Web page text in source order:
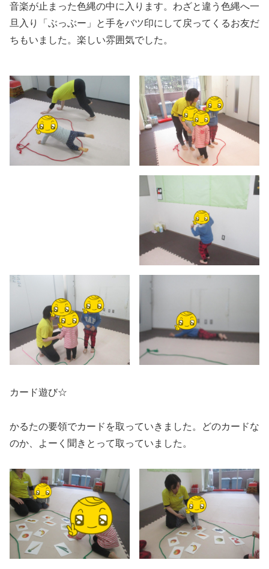
音楽が止まった色縄の中に入ります。わざと違う色縄へ一
旦入り「ぶっぶー」と手をバツ印にして戻ってくるお友だ
ちもいました。楽しい雰囲気でした。
カード遊び☆
かるたの要領でカードを取っていきました。どのカードな
のか、よーく聞きとって取っていました。